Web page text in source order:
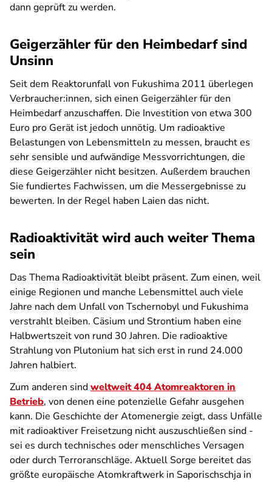
dann geprüft zu werden.
Geigerzähler für den Heimbedarf sind
Unsinn
Seit dem Reaktorunfall von Fukushima 2011 überlegen
Verbraucher:innen, sich einen Geigerzähler für den
Heimbedarf anzuschaffen. Die Investition von etwa 300
Euro pro Gerät ist jedoch unnötig. Um radioaktive
Belastungen von Lebensmitteln zu messen, braucht es
sehr sensible und aufwändige Messvorrichtungen, die
diese Geigerzähler nicht besitzen. Außerdem brauchen
Sie fundiertes Fachwissen, um die Messergebnisse zu
bewerten. In der Regel haben Laien das nicht.
Radioaktivität wird auch weiter Thema
sein
Das Thema Radioaktivität bleibt präsent. Zum einen, weil
einige Regionen und manche Lebensmittel auch viele
Jahre nach dem Unfall von Tschernobyl und Fukushima
verstrahlt bleiben. Cäsium und Strontium haben eine
Halbwertszeit von rund 30 Jahren. Die radioaktive
Strahlung von Plutonium hat sich erst in rund 24.000
Jahren halbiert.
Zum anderen sindweltweit 404 Atomreaktoren in
Betrieb, von denen eine potenzielle Gefahr ausgehen
kann. Die Geschichte der Atomenergie zeigt, dass Unfälle
mit radioaktiver Freisetzung nicht auszuschließen sind -
sei es durch technisches oder menschliches Versagen
oder durch Terroranschläge. Aktuell Sorge bereitet das
größte europäische Atomkraftwerk in Saporischschja in